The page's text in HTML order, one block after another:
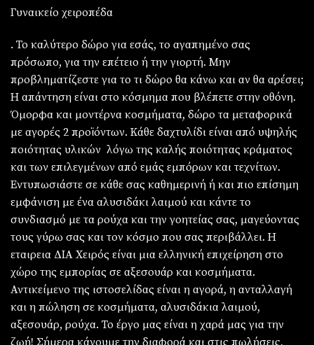
Γυναικείο χειροπέδα
. Το καλύτερο δώρο για εσάς, το αγαπημένο σας
πρόσωπο, για την επέτειο ή την γιορτή. Μην
προβληματίζεστε για το τι δώρο θα κάνω και αν θα αρέσει;
Η απάντηση είναι στο κόσμημα που βλέπετε στην οθόνη.
Όμορφα και μοντέρνα κοσμήματα, δώρο τα μεταφορικά
με αγορές 2 προϊόντων. Κάθε δαχτυλίδι είναι από υψηλής
ποιότητας υλικών λόγω της καλής ποιότητας κράματος
και των επιλεγμένων από εμάς εμπόρων και τεχνίτων.
Εντυπωσιάστε σε κάθε σας καθημερινή ή και πιο επίσημη
εμφάνιση με ένα αλυσιδάκι λαιμού και κάντε το
συνδιασμό με τα ρούχα και την γοητείας σας, μαγεύοντας
τους γύρω σας και τον κόσμο που σας περιβάλλει. Η
εταιρεια ΔΙΑ Χειρός είναι μια ελληνική επιχείρηση στο
χώρο της εμπορίας σε αξεσουάρ και κοσμήματα.
Αντικείμενο της ιστοσελίδας είναι η αγορά, η ανταλλαγή
και η πώληση σε κοσμήματα, αλυσιδάκια λαιμού,
αξεσουάρ, ρούχα. Το έργο μας είναι η χαρά μας για την
ζωή! Σήμερα κάνουμε την διαφορά και στις πωλήσεις,